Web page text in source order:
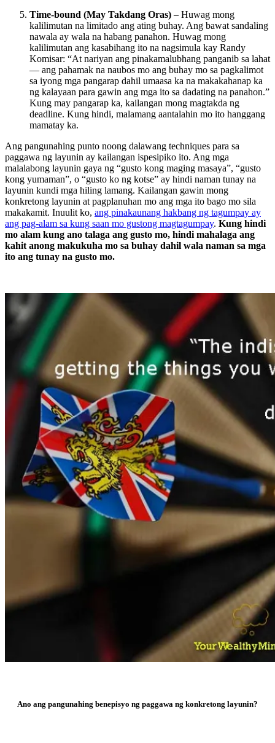
Time-bound (May Takdang Oras) – Huwag mong
kalilimutan na limitado ang ating buhay. Ang bawat sandaling
nawala ay wala na habang panahon. Huwag mong
kalilimutan ang kasabihang ito na nagsimula kay Randy
Komisar: “At nariyan ang pinakamalubhang panganib sa lahat
— ang pahamak na naubos mo ang buhay mo sa pagkalimot
sa iyong mga pangarap dahil umaasa ka na makakahanap ka
ng kalayaan para gawin ang mga ito sa dadating na panahon.”
Kung may pangarap ka, kailangan mong magtakda ng
deadline. Kung hindi, malamang aantalahin mo ito hanggang
mamatay ka.
Ang pangunahing punto noong dalawang techniques para sa
paggawa ng layunin ay kailangan ispesipiko ito. Ang mga
malalabong layunin gaya ng “gusto kong maging masaya”, “gusto
kong yumaman”, o “gusto ko ng kotse” ay hindi naman tunay na
layunin kundi mga hiling lamang. Kailangan gawin mong
konkretong layunin at pagplanuhan mo ang mga ito bago mo sila
makakamit. Inuulit ko, ang pinakaunang hakbang ng tagumpay ay
ang pag-alam sa kung saan mo gustong magtagumpay. Kung hindi
mo alam kung ano talaga ang gusto mo, hindi mahalaga ang
kahit anong makukuha mo sa buhay dahil wala naman sa mga
ito ang tunay na gusto mo.
Ano ang pangunahing benepisyo ng paggawa ng konkretong layunin?